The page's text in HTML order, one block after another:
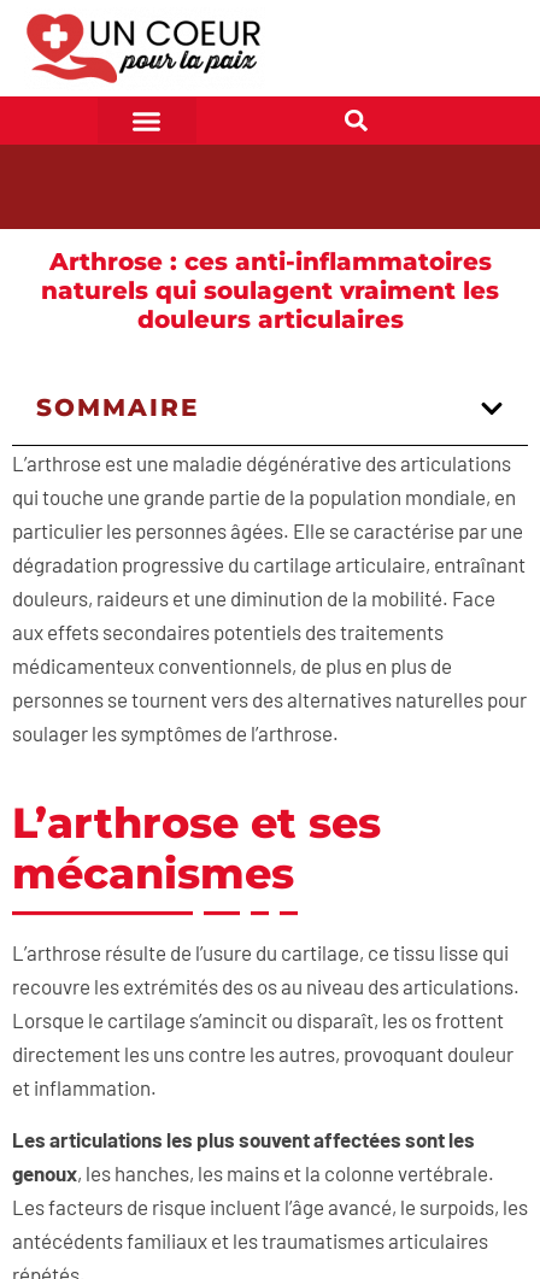
Arthrose : ces anti-inflammatoires
naturels qui soulagent vraiment les
douleurs articulaires
SOMMAIRE
L’arthrose est une maladie dégénérative des articulations
qui touche une grande partie de la population mondiale, en
particulier les personnes âgées. Elle se caractérise par une
dégradation progressive du cartilage articulaire, entraînant
douleurs, raideurs et une diminution de la mobilité. Face
aux effets secondaires potentiels des traitements
médicamenteux conventionnels, de plus en plus de
personnes se tournent vers des alternatives naturelles pour
soulager les symptômes de l’arthrose.
L’arthrose et ses
mécanismes
L’arthrose résulte de l’usure du cartilage, ce tissu lisse qui
recouvre les extrémités des os au niveau des articulations.
Lorsque le cartilage s’amincit ou disparaît, les os frottent
directement les uns contre les autres, provoquant douleur
et inflammation.
Les articulations les plus souvent affectées sont les
genoux, les hanches, les mains et la colonne vertébrale.
Les facteurs de risque incluent l’âge avancé, le surpoids, les
antécédents familiaux et les traumatismes articulaires
répétés.